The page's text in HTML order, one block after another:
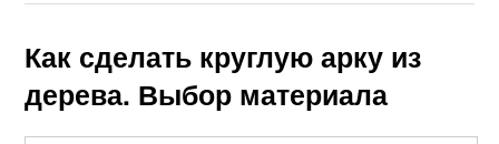
Как сделать круглую арку из
дерева. Выбор материала